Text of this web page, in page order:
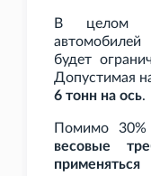
В целом
будет
Допустимая
6 тонн на ось.
Помимо 30%
весовые